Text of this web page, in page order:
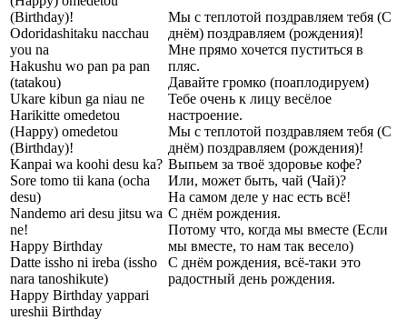
(Birthday)!
Odoridashitaku nacchau
you na
Hakushu wo pan pa pan
(tatakou)
Ukare kibun ga niau ne
Harikitte omedetou
(Happy) omedetou
(Birthday)!
Kanpai wa koohi desu ka?
Sore tomo tii kana (ocha
desu)
Nandemo ari desu jitsu wa
ne!
Happy Birthday
Datte issho ni ireba (issho
nara tanoshikute)
Happy Birthday yappari
ureshii Birthday
Мы с теплотой поздравляем тебя (С
днём) поздравляем (рождения)!
Мне прямо хочется пуститься в
пляс.
Давайте громко (поаплодируем)
Тебе очень к лицу весёлое
настроение.
Мы с теплотой поздравляем тебя (С
днём) поздравляем (рождения)!
Выпьем за твоё здоровье кофе?
Или, может быть, чай (Чай)?
На самом деле у нас есть всё!
С днём рождения.
Потому что, когда мы вместе (Если
мы вместе, то нам так весело)
С днём рождения, всё-таки это
радостный день рождения.